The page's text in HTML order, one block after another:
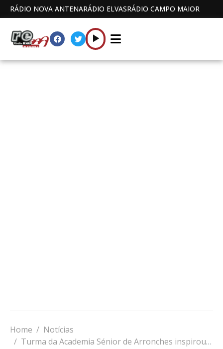
RÁDIO NOVA ANTENARÁDIO ELVASRÁDIO CAMPO MAIOR
Home
Notícias
Turma da Academia Sénior de Arronches inspirou-se para o jantar de São Valentim